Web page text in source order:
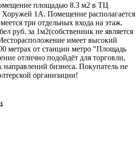
площадью 8.3 м2 в ТЦ
Хоружей 1А. Помещение располагается
три отдельных входа на этаж.
руб. за 1м2(собственник не является
имеет высокий
метрах от станции метро "Площадь
отлично подойдёт для торговли,
направлений бизнеса. Покупатель не
организации!